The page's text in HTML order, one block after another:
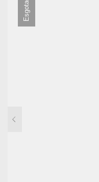
Esgotado